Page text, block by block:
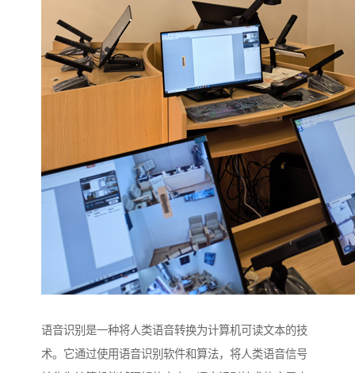
语音识别是一种将人类语音转换为计算机可读文本的技
术。它通过使用语音识别软件和算法，将人类语音信号